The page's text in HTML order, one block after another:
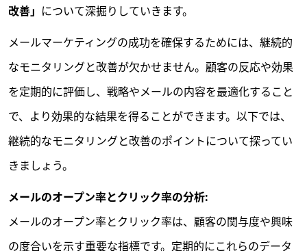
改善」 について深掘りしていきます。
メールマーケティングの成功を確保するためには、継続的
なモニタリングと改善が欠かせません。顧客の反応や効果
を定期的に評価し、戦略やメールの内容を最適化すること
で、より効果的な結果を得ることができます。以下では、
継続的なモニタリングと改善のポイントについて探ってい
きましょう。
メールのオープン率とクリック率の分析:
メールのオープン率とクリック率は、顧客の関与度や興味
の度合いを示す重要な指標です。定期的にこれらのデータ